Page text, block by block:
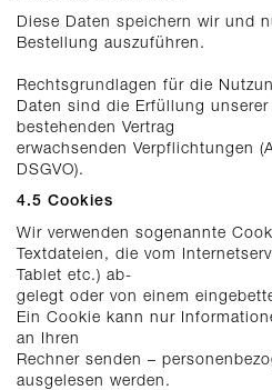
Diese Daten speichern wir und
Bestellung auszuführen.
Rechtsgrundlagen für die
Daten sind die Erfüllung
bestehenden Vertrag
erwachsenden Verpflichtungen
DSGVO).
4.5 Cookies
Wir verwenden sogenannte
Textdateien, die vom
Tablet etc.) ab-
gelegt oder von einem
Ein Cookie kann nur
an Ihren
Rechner senden –
ausgelesen werden.